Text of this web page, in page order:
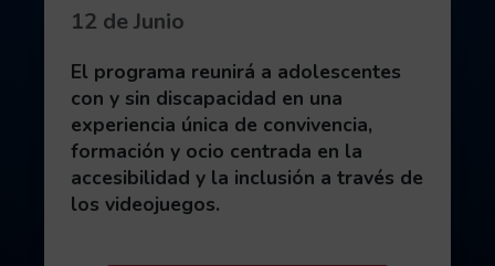
Fecha de publicación:
12 de Junio
El programa reunirá a adolescentes
con y sin discapacidad en una
experiencia única de convivencia,
formación y ocio centrada en la
accesibilidad y la inclusión a través de
los videojuegos.